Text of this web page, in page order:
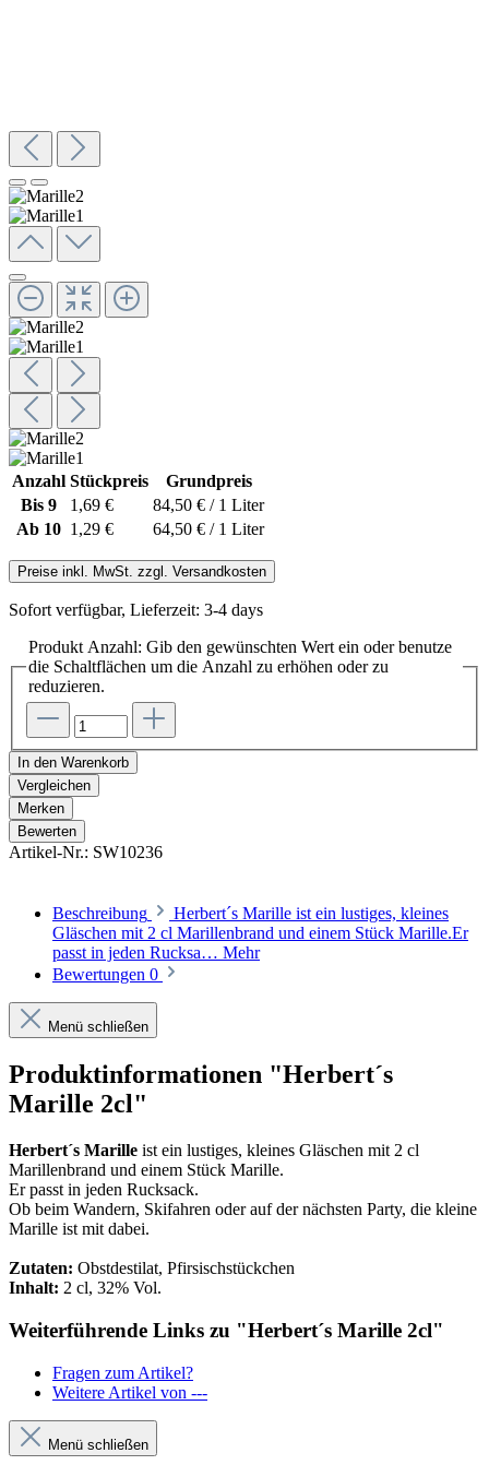
Anzahl Stückpreis
Grundpreis
Bis 9 1,69 €
84,50 € / 1 Liter
Ab 10 1,29 € 64,50 € / 1 Liter
Preise inkl. MwSt. zzgl. Versandkosten
Sofort verfügbar, Lieferzeit: 3-4 days
Produkt Anzahl: Gib den gewünschten Wert ein oder benutze
die Schaltflächen um die Anzahl zu erhöhen oder zu
reduzieren.
In den Warenkorb
Vergleichen
Merken
Bewerten
Artikel-Nr.: SW10236
Beschreibung
Herbert´s Marille ist ein lustiges, kleines
Gläschen mit 2 cl Marillenbrand und einem Stück Marille.Er
passt in jeden Rucksa… Mehr
Bewertungen 0
Menü schließen
Produktinformationen "Herbert´s
Marille 2cl"
Herbert´s Marille ist ein lustiges, kleines Gläschen mit 2 cl
Marillenbrand und einem Stück Marille.
Er passt in jeden Rucksack.
Ob beim Wandern, Skifahren oder auf der nächsten Party, die kleine
Marille ist mit dabei.
Zutaten: Obstdestilat, Pfirsischstückchen
Inhalt: 2 cl, 32% Vol.
Weiterführende Links zu "Herbert´s Marille 2cl"
Fragen zum Artikel?
Weitere Artikel von ---
Menü schließen